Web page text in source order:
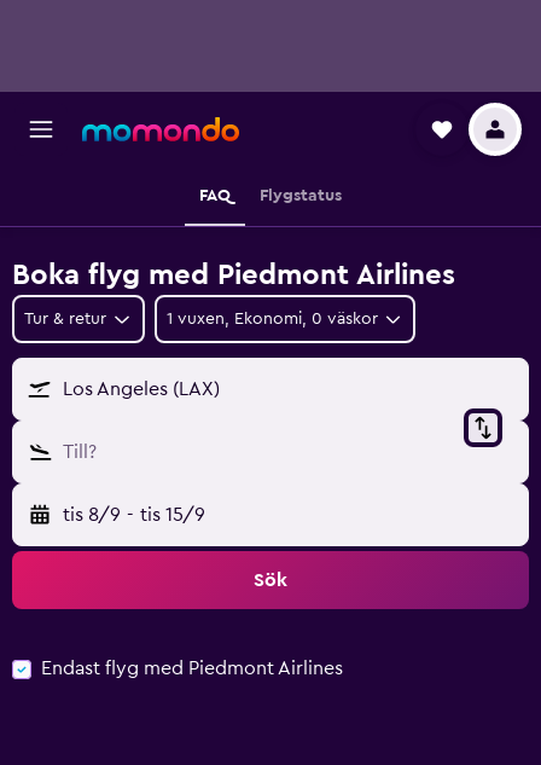
FAQ Flygstatus
Boka flyg med Piedmont Airlines
Tur & retur 1 vuxen, Ekonomi, 0 väskor
Los Angeles (LAX)
Till?
tis 8/9 - tis 15/9
Sök
Endast flyg med Piedmont Airlines